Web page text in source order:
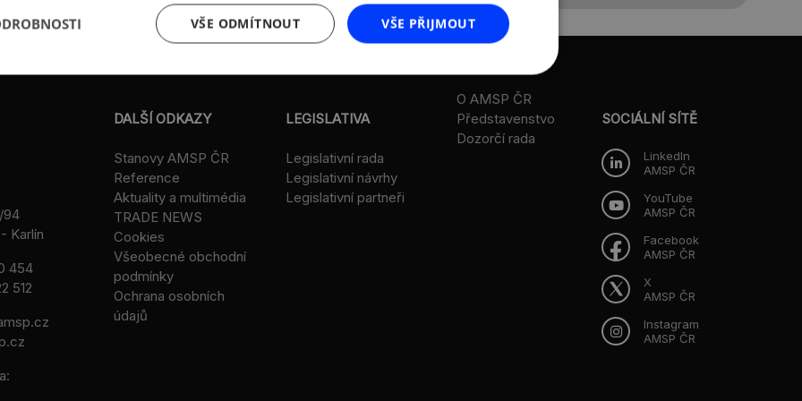
94
Karlín
454
512
DALŠÍ ODKAZY
Stanovy AMSP ČR
Reference
Aktuality a multimédia
TRADE NEWS
Cookies
Všeobecné obchodní
podmínky
Ochrana osobních
údajů
LEGISLATIVA
Legislativní rada
Legislativní návrhy
Legislativní partneři
O AMSP ČR
Představenstvo
Dozorčí rada
SOCIÁLNÍ SÍTĚ
LinkedIn
AMSP ČR
YouTube
AMSP ČR
Facebook
AMSP ČR
X
AMSP ČR
Instagram
AMSP ČR
VŠE PŘIJMOUT
VŠE ODMÍTNOUT